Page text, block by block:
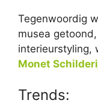
Tegenwoordig
musea
interieurstyling,
Monet
Trends: